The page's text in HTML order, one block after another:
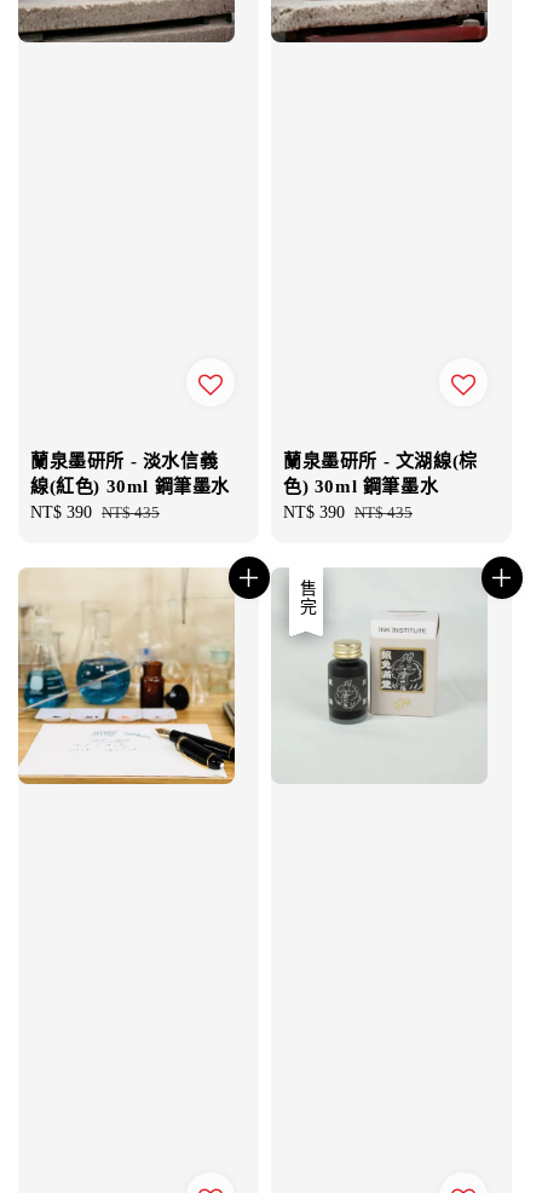
蘭泉墨研所 - 淡水信義
線(紅色) 30ml 鋼筆墨水
Sale
NT$ 390 Regular
NT$ 435
蘭泉墨研所 - 文湖線(棕
色) 30ml 鋼筆墨水
Sale
NT$ 390 Regular
NT$ 435
優惠
售完